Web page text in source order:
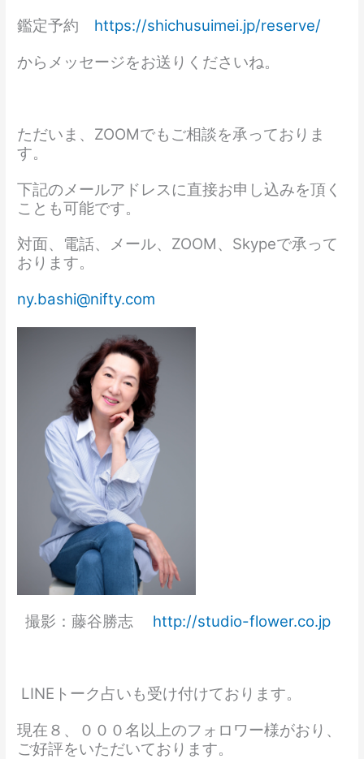
鑑定予約 https://shichusuimei.jp/reserve/
からメッセージをお送りくださいね。
ただいま、ZOOMでもご相談を承っておりま
す。
下記のメールアドレスに直接お申し込みを頂く
ことも可能です。
対面、電話、メール、ZOOM、Skypeで承って
おります。
ny.bashi@nifty.com
撮影：藤谷勝志 http://studio-flower.co.jp
LINEトーク占いも受け付けております。
現在８、０００名以上のフォロワー様がおり、
ご好評をいただいております。